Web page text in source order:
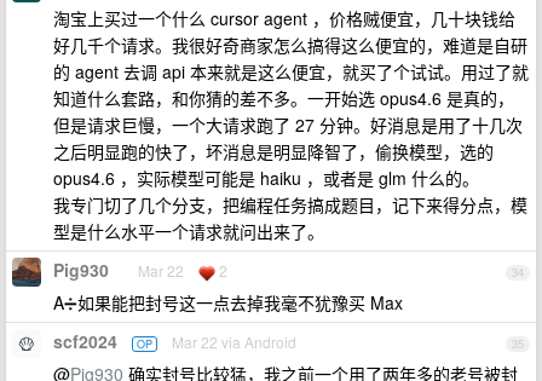
淘宝上买过一个什么 cursor agent ，价格贼便宜，几十块钱给
好几千个请求。我很好奇商家怎么搞得这么便宜的，难道是自研
的 agent 去调 api 本来就是这么便宜，就买了个试试。用过了就
知道什么套路，和你猜的差不多。一开始选 opus4.6 是真的，
但是请求巨慢，一个大请求跑了 27 分钟。好消息是用了十几次
之后明显跑的快了，坏消息是明显降智了，偷换模型，选的
opus4.6 ，实际模型可能是 haiku ，或者是 glm 什么的。
我专门切了几个分支，把编程任务搞成题目，记下来得分点，模
型是什么水平一个请求就问出来了。
34
Pig930 Mar 22 2
A➗如果能把封号这一点去掉我毫不犹豫买 Max
35
scf2024 OP Mar 22 via Android
@Pig930 确实封号比较猛，我之前一个用了两年多的老号被封